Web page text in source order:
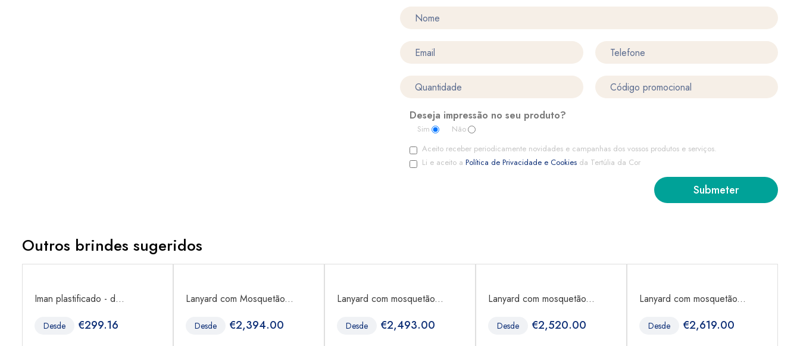
Deseja impressão no seu produto?
Sim
Não
Aceito receber periodicamente novidades e campanhas dos vossos produtos e serviços.
Li e aceito a Política de Privacidade e Cookies da Tertúlia da Cor
Outros brindes sugeridos
Iman plastificado - d...
Desde €299.16
Lanyard com Mosquetão...
Desde €2,394.00
Lanyard com mosquetão...
Desde €2,493.00
Lanyard com mosquetão...
Desde €2,520.00
Lanyard com mosquetão...
Desde €2,619.00